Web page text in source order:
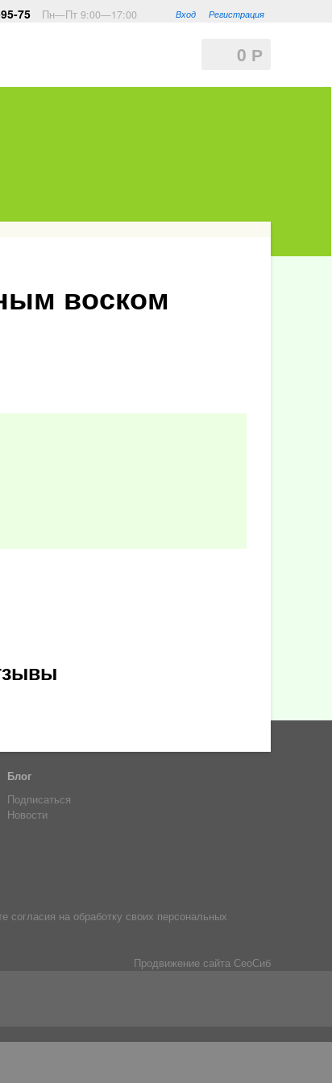
Вход Регистрация
75 Пн—Пт 9:00—17:00
0 Р
воском
Блог
Подписаться
Новости
на обработку своих персональных
Продвижение сайтаСеоСиб